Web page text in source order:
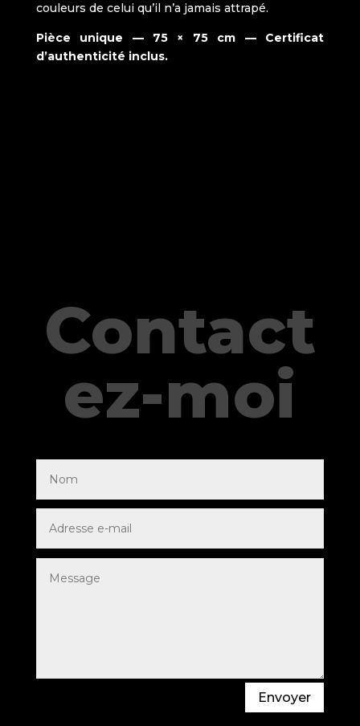
couleurs de celui qu’il n’a jamais attrapé.
Pièce unique — 75 × 75 cm — Certificat
d’authenticité inclus.
Contact
ez-moi
Envoyer